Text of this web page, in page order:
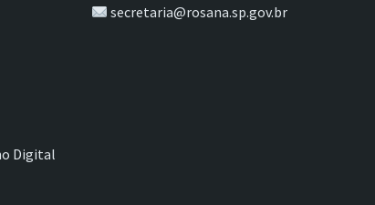
secretaria@rosana.sp.gov.br
Digital